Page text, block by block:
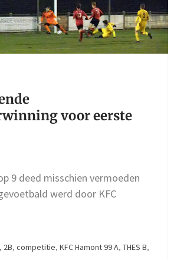
voor eerste
9 deed misschien vermoeden
werd door KFC
, 2B, competitie, KFC Hamont 99 A, THES B,